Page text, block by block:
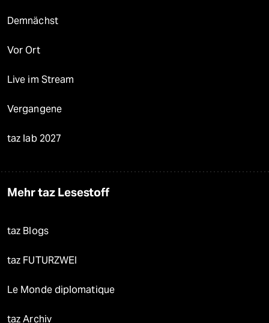
Demnächst
Vor Ort
Live im Stream
Vergangene
taz lab 2027
Mehr taz Lesestoff
taz Blogs
taz FUTURZWEI
Le Monde diplomatique
taz Archiv